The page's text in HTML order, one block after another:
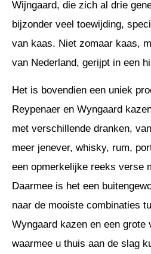
Wijngaard, die zich al drie
bijzonder veel toewijding,
van kaas. Niet zomaar kaas,
van Nederland, gerijpt in een
Het is bovendien een uniek
Reypenaer en Wyngaard
met verschillende dranken,
meer jenever, whisky, rum,
een opmerkelijke reeks verse
Daarmee is het een
naar de mooiste combinaties
Wyngaard kazen en een grote
waarmee u thuis aan de slag